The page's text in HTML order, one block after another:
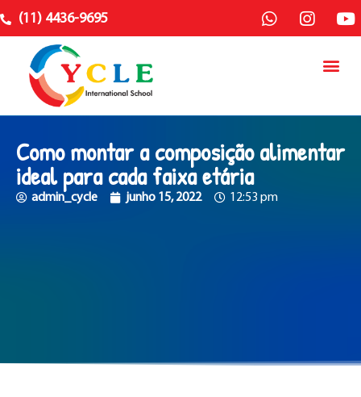
(11) 4436-9695
Como montar a composição alimentar
ideal para cada faixa etária
admin_cycle junho 15, 2022 12:53 pm